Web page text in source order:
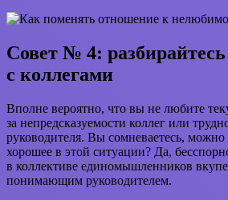
Совет № 4:
с коллегами
Вполне вероятно, что вы не любите
за непредсказуемости коллег или
руководителя. Вы сомневаетесь,
хорошее в этой ситуации? Да,
в коллективе единомышленников
понимающим руководителем.